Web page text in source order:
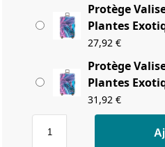
Protège
Plantes
27,92€
Protège
Plantes
31,92€